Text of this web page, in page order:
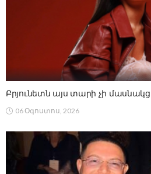
Բրյունետն այս տարի չի մասնակցի
06 Օգոստոս, 2026